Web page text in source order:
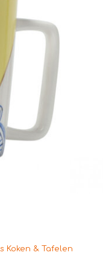
Koken & Tafelen